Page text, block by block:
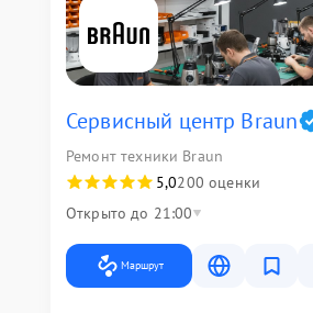
Сервисный центр Braun
Ремонт техники Braun
5,0200 оценки
Открыто до 21:00
Маршрут